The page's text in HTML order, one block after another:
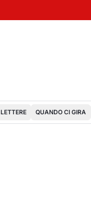
LETTERE QUANDO CI GIRA